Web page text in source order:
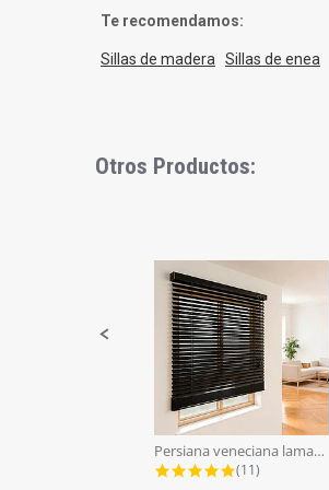
Te recomendamos:
Sillas de madera Sillas de enea
Slideshow
Otros Productos:
Persiana veneciana lamas aluminio...
5.0 star rating
(11)